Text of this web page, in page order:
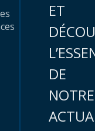
ET
DE
NOTRE